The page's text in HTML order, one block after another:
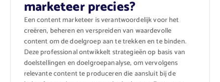
marketeer precies?
Een content marketeer is verantwoordelijk voor het
creëren, beheren en verspreiden van waardevolle
content om de doelgroep aan te trekken en te binden.
Deze professional ontwikkelt strategieën op basis van
doelstellingen en doelgroepanalyse, om vervolgens
relevante content te produceren die aansluit bij de